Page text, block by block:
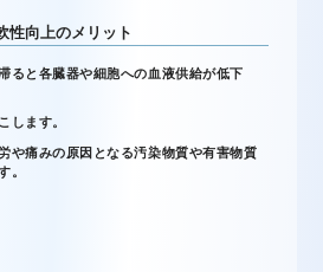
性向上のメリット
ると各臓器や細胞への血液供給が低下
します。
や痛みの原因となる汚染物質や有害物質
す。